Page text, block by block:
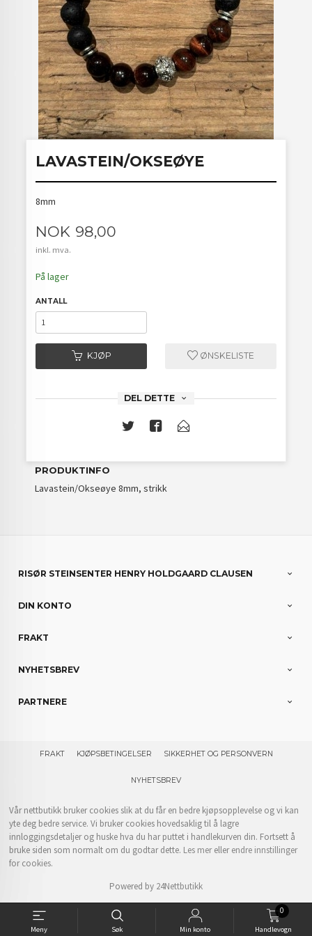
Meny Søk Min konto Handlevogn
0
LAVASTEIN/OKSEØYE
8mm
Pris
NOK 98,00
inkl. mva.
På lager
ANTALL
KJØP ØNSKELISTE
DEL DETTE
PRODUKTINFO
Lavastein/Okseøye 8mm, strikk
RISØR STEINSENTER HENRY HOLDGAARD CLAUSEN
DIN KONTO
FRAKT
NYHETSBREV
PARTNERE
FRAKT KJØPSBETINGELSER SIKKERHET OG PERSONVERN
NYHETSBREV
Vår nettbutikk bruker cookies slik at du får en bedre kjøpsopplevelse og vi kan
yte deg bedre service. Vi bruker cookies hovedsaklig til å lagre
innloggingsdetaljer og huske hva du har puttet i handlekurven din. Fortsett å
bruke siden som normalt om du godtar dette. Les merellerendre innstillinger
for cookies.
Powered by 24Nettbutikk